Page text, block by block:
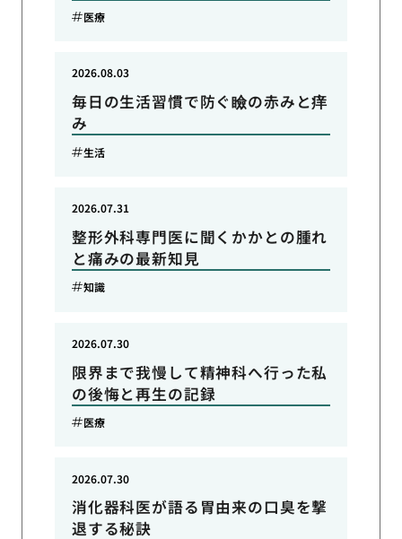
医療
毎日の生活習慣で防ぐ瞼の赤みと痒
み
2026.08.03
生活
整形外科専門医に聞くかかとの腫れ
と痛みの最新知見
2026.07.31
知識
限界まで我慢して精神科へ行った私
の後悔と再生の記録
2026.07.30
医療
消化器科医が語る胃由来の口臭を撃
退する秘訣
2026.07.30